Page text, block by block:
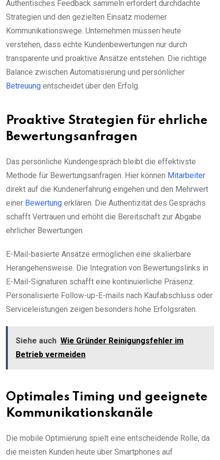
Authentisches Feedback sammeln erfordert durchdachte
Strategien und den gezielten Einsatz moderner
Kommunikationswege. Unternehmen müssen heute
verstehen, dass echte Kundenbewertungen nur durch
transparente und proaktive Ansätze entstehen. Die richtige
Balance zwischen Automatisierung und persönlicher
Betreuung entscheidet über den Erfolg.
Proaktive Strategien für ehrliche
Bewertungsanfragen
Das persönliche Kundengespräch bleibt die effektivste
Methode für Bewertungsanfragen. Hier können Mitarbeiter
direkt auf die Kundenerfahrung eingehen und den Mehrwert
einer Bewertung erklären. Die Authentizität des Gesprächs
schafft Vertrauen und erhöht die Bereitschaft zur Abgabe
ehrlicher Bewertungen.
E-Mail-basierte Ansätze ermöglichen eine skalierbare
Herangehensweise. Die Integration von Bewertungslinks in
E-Mail-Signaturen schafft eine kontinuierliche Präsenz.
Personalisierte Follow-up-E-mails nach Kaufabschluss oder
Serviceleistungen zeigen besonders hohe Erfolgsraten.
Siehe auch Wie Gründer Reinigungsfehler im
Betrieb vermeiden
Optimales Timing und geeignete
Kommunikationskanäle
Die mobile Optimierung spielt eine entscheidende Rolle, da
die meisten Kunden heute über Smartphones auf